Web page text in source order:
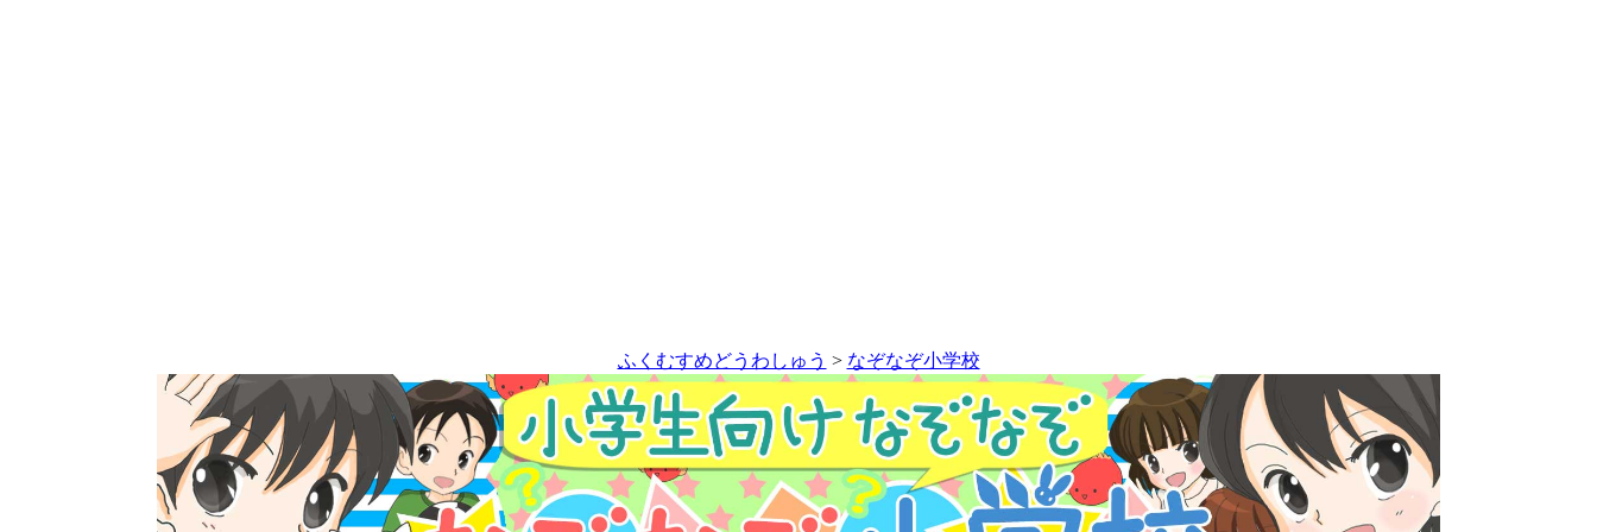
ふくむすめどうわしゅう > なぞなぞ小学校